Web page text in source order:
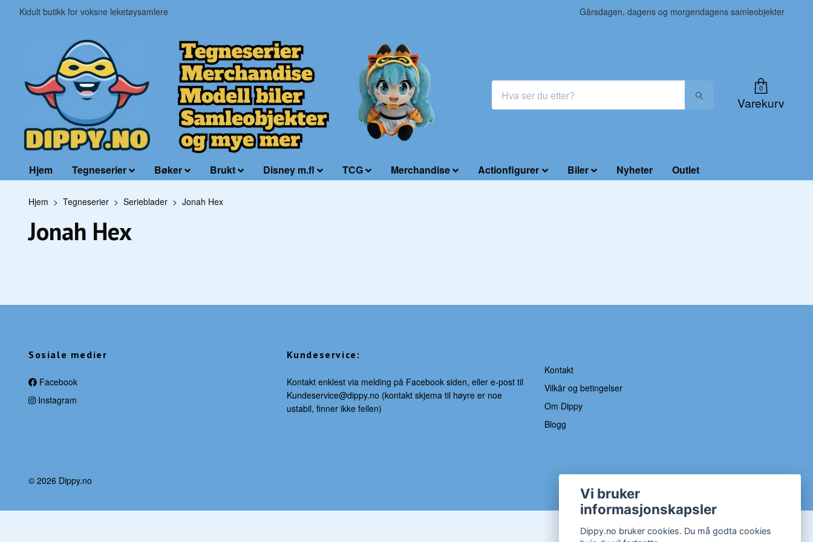
Kidult butikk for voksne leketøysamlere Gårsdagen, dagens og morgendagens samleobjekter
0
Varekurv
Hjem Tegneserier Bøker Brukt Disney m.fl TCG Merchandise Actionfigurer Biler Nyheter Outlet
Hjem Tegneserier Serieblader Jonah Hex
Jonah Hex
Sosiale medier
Facebook
Instagram
Kundeservice:
Kontakt enklest via melding på Facebook siden, eller e-post til
Kundeservice@dippy.no (kontakt skjema til høyre er noe
ustabil, finner ikke feilen)
Kontakt
Vilkår og betingelser
Om Dippy
Blogg
© 2026 Dippy.no
Vi bruker
informasjonskapsler
Dippy.no bruker cookies. Du må godta cookies